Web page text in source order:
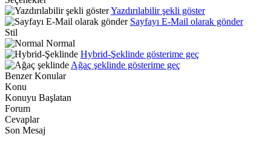
Yazdırılabilir şekli göster
Sayfayı E-Mail olarak gönder
Stil
Normal
Hybrid-Şeklinde gösterime geç
Ağaç şeklinde gösterime geç
Benzer Konular
Konu
Konuyu Başlatan
Forum
Cevaplar
Son Mesaj